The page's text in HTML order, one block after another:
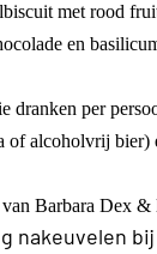
met rood
en
dranken per
of alcoholvrij bier)
Barbara Dex &
nakeuvelen